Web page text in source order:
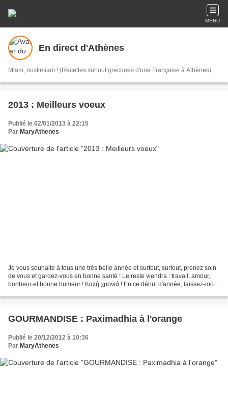
MENU
En direct d'Athènes
Miam, nostimiam ! (Recettes surtout grecques d'une Française à Athènes)
2013 : Meilleurs voeux
Publié le 02/01/2013 à 22:15
Par MaryAthenes
Je vous souhaite à tous une très belle année et surtout, surtout, prenez soin
de vous et gardez-vous en bonne santé ! Le reste viendra : travail, amour,
bonheur et bonne humeur ! Καλή χρονιά ! En ce début d'année, laissez-moi
GOURMANDISE : Paximadhia à l'orange
Publié le 20/12/2012 à 10:36
Par MaryAthenes